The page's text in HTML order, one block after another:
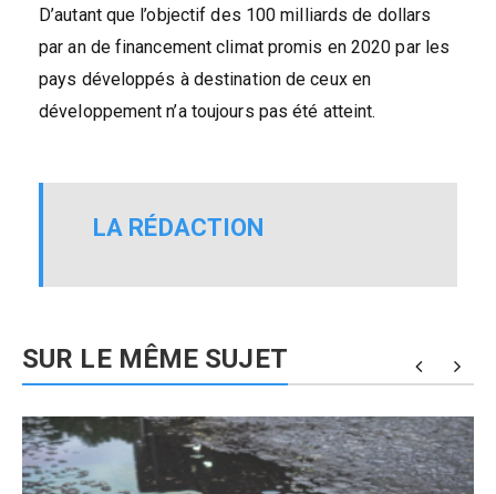
D’autant que l’objectif des 100 milliards de dollars
par an de financement climat promis en 2020 par les
pays développés à destination de ceux en
développement n’a toujours pas été atteint.
LA RÉDACTION
SUR LE MÊME SUJET